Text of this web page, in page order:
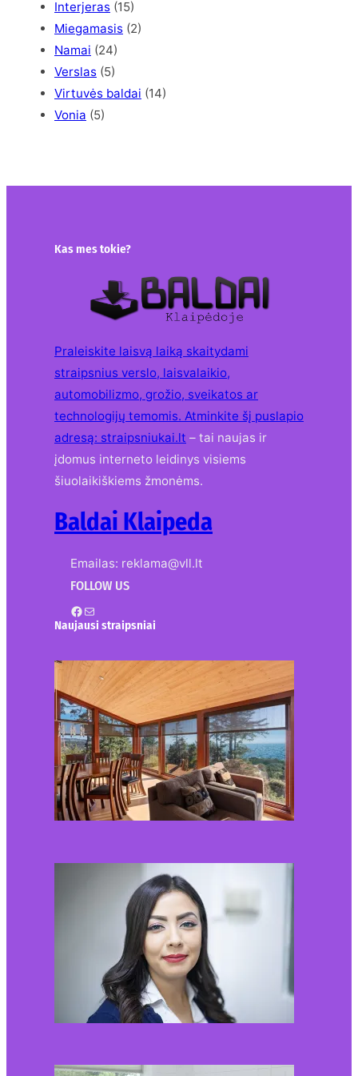
Interjeras (15)
Miegamasis (2)
Namai (24)
Verslas (5)
Virtuvės baldai (14)
Vonia (5)
Kas mes tokie?
Praleiskite laisvą laiką skaitydami
straipsnius verslo, laisvalaikio,
automobilizmo, grožio, sveikatos ar
technologijų temomis. Atminkite šį puslapio
adresą: straipsniukai.lt – tai naujas ir
įdomus interneto leidinys visiems
šiuolaikiškiems žmonėms.
Baldai Klaipeda
Emailas: reklama@vll.lt
FOLLOW US
Facebook Mail
Naujausi straipsniai
Kur nusipirkti medines
žaliuzes Klaipėdoje?
2026-08-01
Kaip miegamojo
atmosfera veikia odos
senėjimą?
2026-06-01